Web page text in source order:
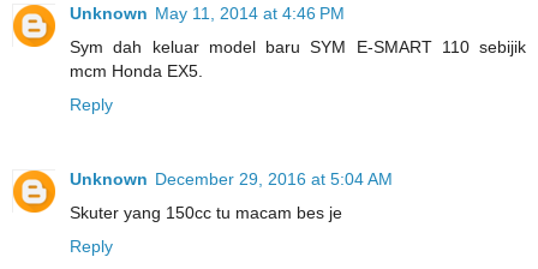
Unknown May 11, 2014 at 4:46 PM
Sym dah keluar model baru SYM E-SMART 110 sebijik
mcm Honda EX5.
Reply
Unknown December 29, 2016 at 5:04 AM
Skuter yang 150cc tu macam bes je
Reply